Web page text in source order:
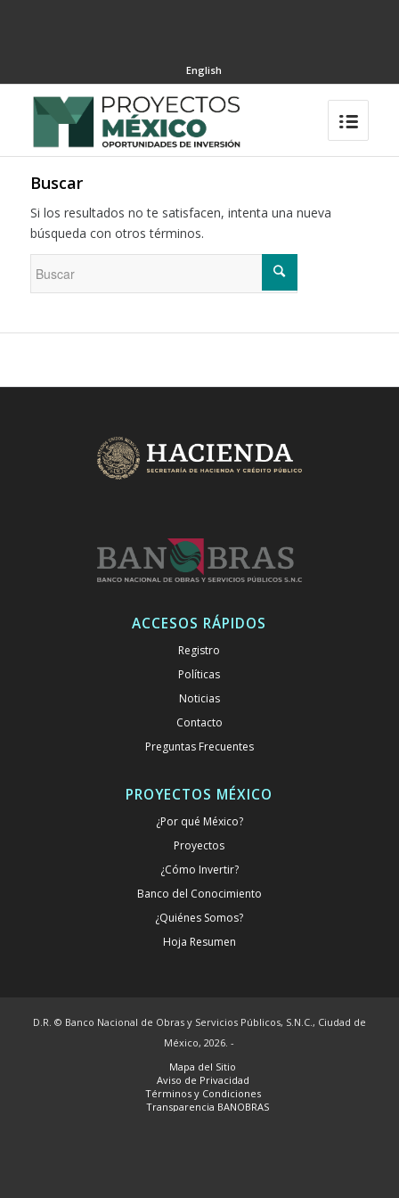
English
Buscar
Si los resultados no te satisfacen, intenta una nueva
búsqueda con otros términos.
ACCESOS RÁPIDOS
Registro
Políticas
Noticias
Contacto
Preguntas Frecuentes
PROYECTOS MÉXICO
¿Por qué México?
Proyectos
¿Cómo Invertir?
Banco del Conocimiento
¿Quiénes Somos?
Hoja Resumen
D.R. © Banco Nacional de Obras y Servicios Públicos, S.N.C., Ciudad de
México, 2026. -
Mapa del Sitio
Aviso de Privacidad
Términos y Condiciones
Transparencia BANOBRAS